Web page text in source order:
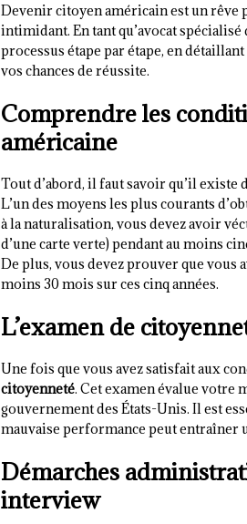
Devenir citoyen américain est un rêve
intimidant. En tant qu’avocat
processus étape par étape, en
vos chances de réussite.
Comprendre les
américaine
Tout d’abord, il faut savoir qu’il existe
L’un des moyens les plus courants
à la naturalisation, vous devez avoir
d’une carte verte) pendant au moins
De plus, vous devez prouver que vous
moins 30 mois sur ces cinq années.
L’examen de
Une fois que vous avez satisfait aux
citoyenneté. Cet examen évalue votre
gouvernement des États-Unis. Il est
mauvaise performance peut entraîner
Démarches
interview